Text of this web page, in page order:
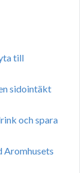
till
sidointäkt
och spara
Aromhusets